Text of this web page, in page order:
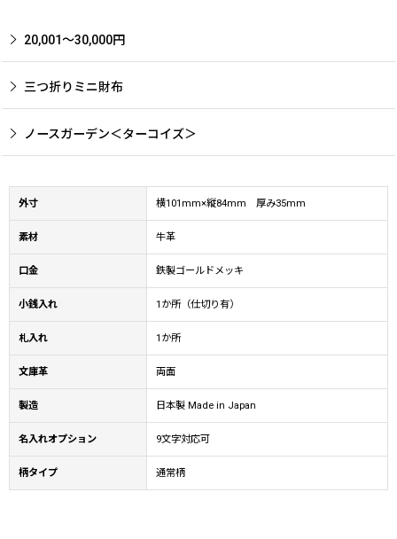
20,001〜30,000円
三つ折りミニ財布
ノースガーデン＜ターコイズ＞
外寸 横101mm×縦84mm 厚み35mm
素材 牛革
口金 鉄製ゴールドメッキ
小銭入れ 1か所（仕切り有）
札入れ 1か所
文庫革 両面
製造 日本製 Made in Japan
名入れオプション 9文字対応可
柄タイプ 通常柄